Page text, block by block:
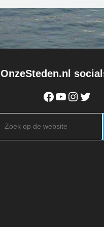
OnzeSteden.nl
Facebook
YouTube
Instagram
Twitter